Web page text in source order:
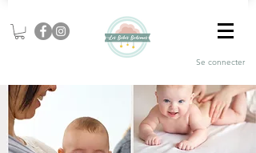
Se connecter